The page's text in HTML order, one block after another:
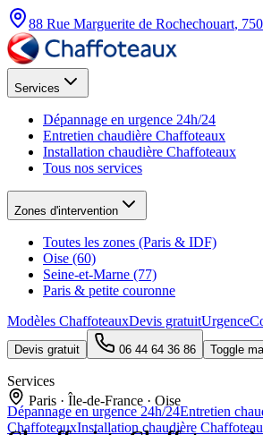
88 Rue Marguerite de Rochechouart,
Services
Dépannage en urgence 24h/24
Entretien chaudière Chaffoteaux
Installation chaudière Chaffoteaux
Tous nos services
Zones d'intervention
Toutes les zones (Paris & IDF)
Oise (60)
Seine-et-Marne (77)
Paris & petite couronne
Modèles ChaffoteauxDevis gratuitUrgence
Devis gratuit 06 44 64 36 86 Toggle
Services
Dépannage en urgence 24h/24Entretien
ChaffoteauxInstallation chaudière
Paris · Île-de-France · Oise